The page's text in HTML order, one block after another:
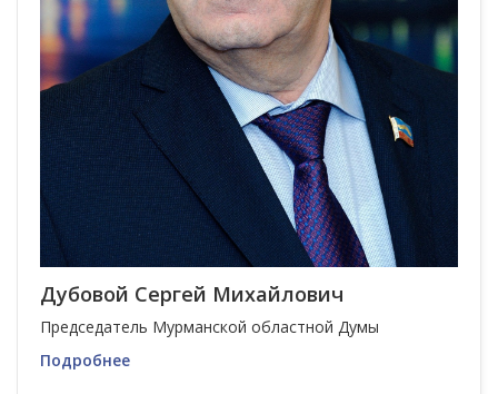
Дубовой Сергей Михайлович
Председатель Мурманской областной Думы
Подробнее